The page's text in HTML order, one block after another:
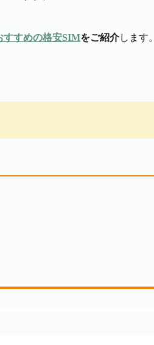
すすめの格安SIMをご紹介します。